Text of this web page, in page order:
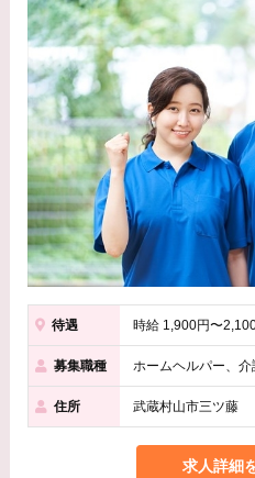
待遇 時給 1,900円〜
募集職種 ホームヘルパー、
住所 武蔵村山市三ツ藤
求人詳細